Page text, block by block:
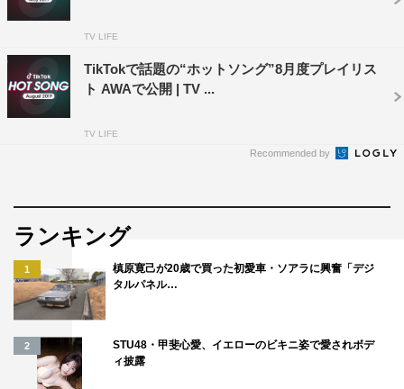
26. Bad Boy（feat. Luana Kiara）／Tungevaag & Raaban
27. YOU／shimamo
28. HandClap／Fitz & the Tantrums
29. ロマンチシズム／Mrs. GREEN APPLE
30. Candy／Doja Cat
AWA
TV LIFE
TikTokで話題の“ホットソング”8月度プレイリス
ト AWAで公開 | TV ...
TV LIFE
Recommended by
ランキング
1
槙原寛己が20歳で買った初愛車・ソアラに興奮「デジ
タルパネル…
2
STU48・甲斐心愛、イエローのビキニ姿で愛されボデ
ィ披露